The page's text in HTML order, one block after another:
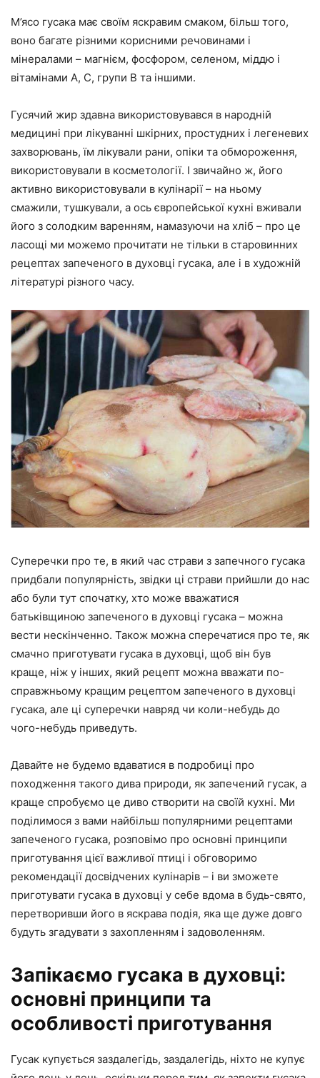
М’ясо гусака має своїм яскравим смаком, більш того,
воно багате різними корисними речовинами і
мінералами – магнієм, фосфором, селеном, міддю і
вітамінами А, С, групи В та іншими.
Гусячий жир здавна використовувався в народній
медицині при лікуванні шкірних, простудних і легеневих
захворювань, їм лікували рани, опіки та обмороження,
використовували в косметології. І звичайно ж, його
активно використовували в кулінарії – на ньому
смажили, тушкували, а ось європейської кухні вживали
його з солодким варенням, намазуючи на хліб – про це
ласощі ми можемо прочитати не тільки в старовинних
рецептах запеченого в духовці гусака, але і в художній
літературі різного часу.
Суперечки про те, в який час страви з запечного гусака
придбали популярність, звідки ці страви прийшли до нас
або були тут спочатку, хто може вважатися
батьківщиною запеченого в духовці гусака – можна
вести нескінченно. Також можна сперечатися про те, як
смачно приготувати гусака в духовці, щоб він був
краще, ніж у інших, який рецепт можна вважати по-
справжньому кращим рецептом запеченого в духовці
гусака, але ці суперечки навряд чи коли-небудь до
чого-небудь приведуть.
Давайте не будемо вдаватися в подробиці про
походження такого дива природи, як запечений гусак, а
краще спробуємо це диво створити на своїй кухні. Ми
поділимося з вами найбільш популярними рецептами
запеченого гусака, розповімо про основні принципи
приготування цієї важливої птиці і обговоримо
рекомендації досвідчених кулінарів – і ви зможете
приготувати гусака в духовці у себе вдома в будь-свято,
перетворивши його в яскрава подія, яка ще дуже довго
будуть згадувати з захопленням і задоволенням.
Запікаємо гусака в духовці:
основні принципи та
особливості приготування
Гусак купується заздалегідь, заздалегідь, ніхто не купує